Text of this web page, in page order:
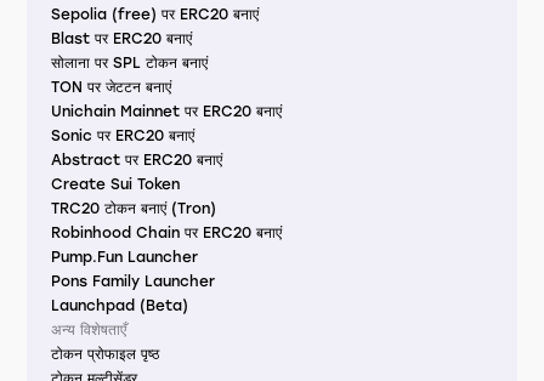
Sepolia (free) पर ERC20 बनाएं
Blast पर ERC20 बनाएं
सोलाना पर SPL टोकन बनाएं
TON पर जेटटन बनाएं
Unichain Mainnet पर ERC20 बनाएं
Sonic पर ERC20 बनाएं
Abstract पर ERC20 बनाएं
Create Sui Token
TRC20 टोकन बनाएं (Tron)
Robinhood Chain पर ERC20 बनाएं
Pump.Fun Launcher
Pons Family Launcher
Launchpad (Beta)
अन्य विशेषताएँ
टोकन प्रोफाइल पृष्ठ